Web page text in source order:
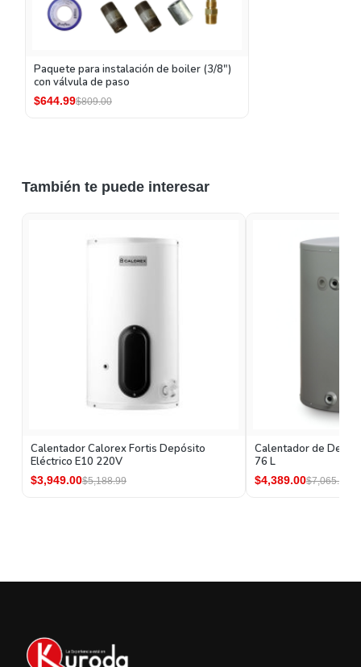
Paquete para instalación de boiler (3/8")
con válvula de paso
$644.99$809.00
También te puede interesar
Calentador Calorex Fortis Depósito
Eléctrico E10 220V
$3,949.00$5,188.99
Calentador de
76 L
$4,389.00$7,065.00